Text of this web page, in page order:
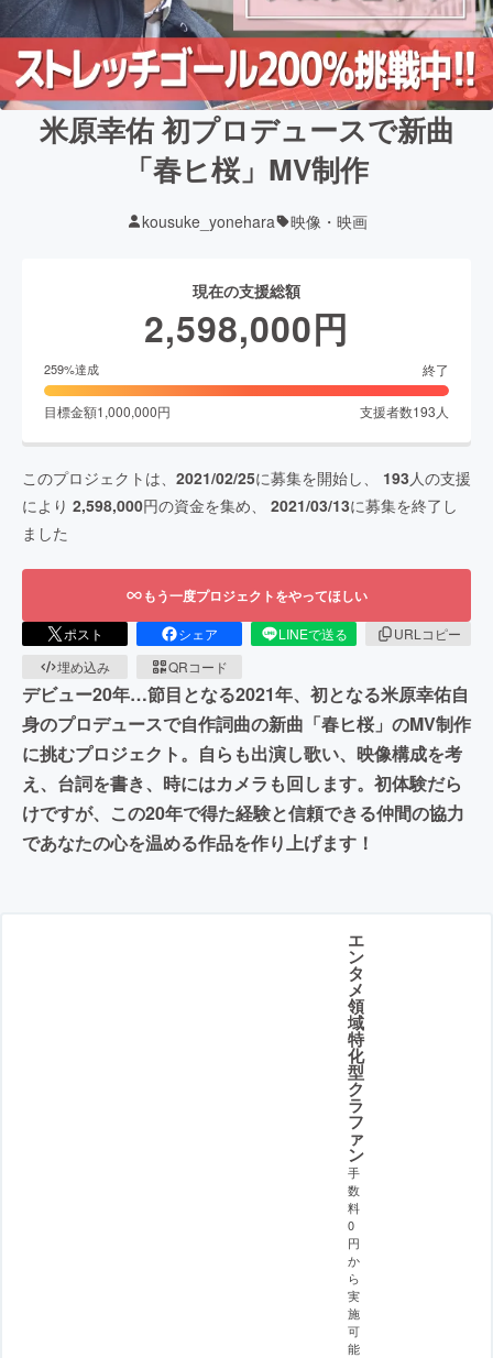
米原幸佑 初プロデュースで新曲
「春ヒ桜」MV制作
kousuke_yonehara 映像・映画
現在の支援総額
2,598,000円
259%達成 終了
目標金額1,000,000円 支援者数193 人
このプロジェクトは、 2021/02/25に募集を開始し、 193 人の支援
により 2,598,000円の資金を集め、 2021/03/13に募集を終了し
ました
もう一度プロジェクトをやってほしい
ポスト シェア LINEで送る
URLコピー
埋め込み
QRコード
デビュー20年…節目となる2021年、初となる米原幸佑自
身のプロデュースで自作詞曲の新曲「春ヒ桜」のMV制作
に挑むプロジェクト。自らも出演し歌い、映像構成を考
え、台詞を書き、時にはカメラも回します。初体験だら
けですが、この20年で得た経験と信頼できる仲間の協力
であなたの心を温める作品を作り上げます！
エ
ン
タ
メ
領
域
特
化
型
ク
ラ
フ
ァ
ン
手
数
料
0
円
か
ら
実
施
可
能